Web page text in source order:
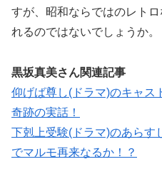
すが、昭和ならではのレト
れるのではないでしょうか。
黒坂真美さん関連記事
仰げば尊し(ドラマ)のキャス
奇跡の実話！
下剋上受験(ドラマ)のあらす
でマルモ再来なるか！？